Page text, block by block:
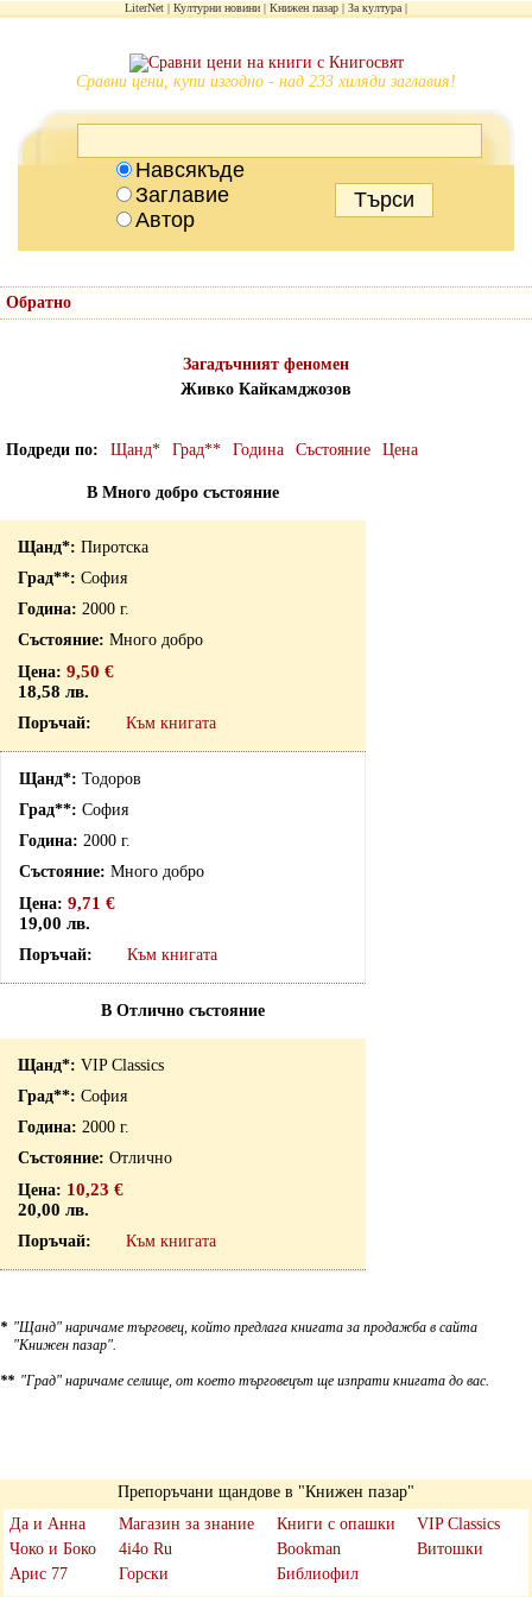
LiterNet Културни новини Книжен пазар За култура
Сравни цени, купи изгодно - над 233 хиляди заглавия!
Навсякъде
Заглавие
Автор
Обратно
Загадъчният феномен
Живко Кайкамджозов
Подреди по Щанд* Град** Година Състояние Цена
В Много добро състояние
Пиротска
София
2000 г.
Много добро
9,50 €
18,58 лв.
Към книгата
Тодоров
София
2000 г.
Много добро
9,71 €
19,00 лв.
Към книгата
В Отлично състояние
VIP Classics
София
2000 г.
Отлично
10,23 €
20,00 лв.
Към книгата
* "Щанд" наричаме търговец, който предлага книгата за продажба в сайта
"Книжен пазар".
** "Град" наричаме селище, от което търговецът ще изпрати книгата до вас.
Препоръчани щандове в "Книжен пазар"
Да и Анна
Чоко и Боко
Арис 77
Магазин за знание
4i4o Ru
Горски
Книги с опашки
Bookman
Библиофил
VIP Classics
Витошки